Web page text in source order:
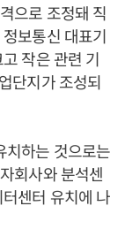
으로 조정돼 직
보통신 대표기
작은 관련 기
단지가 조성되
치하는 것으로는
회사와 분석센
센터 유치에 나